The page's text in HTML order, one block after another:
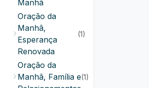
Manhã
Oração da
Manhã,
Esperança
Renovada
(1)
Oração da
Manhã, Família e(1)